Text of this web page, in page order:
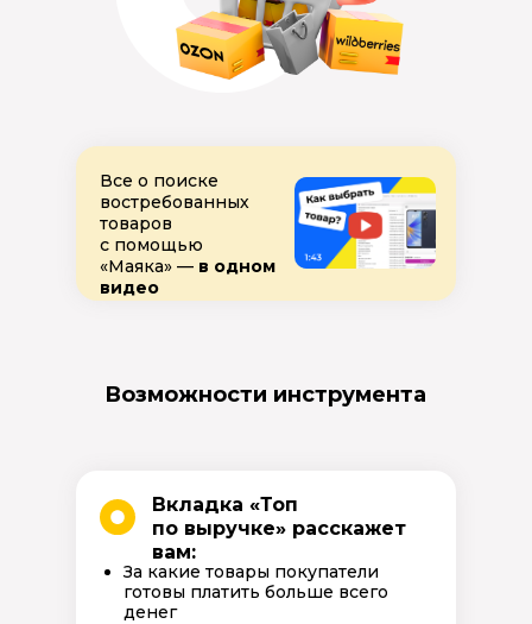
Все о поиске
востребованных
товаров
с помощью
«Маяка» — в одном
видео
Возможности инструмента
За какие товары покупатели
готовы платить больше всего
денег
Вкладка «Топ
по выручке» расскажет
вам: